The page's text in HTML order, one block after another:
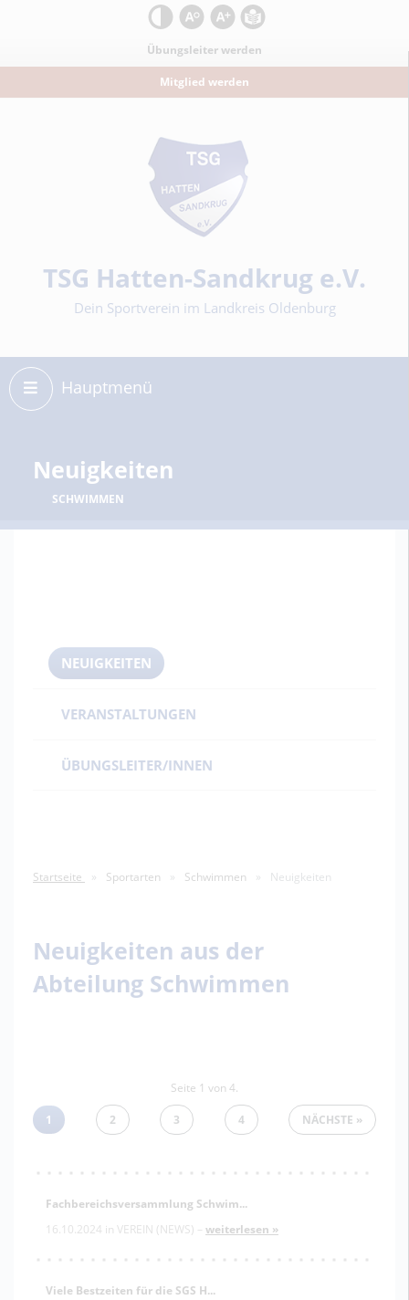
KontrastSchrift zurücksetzen
Schrift vergrößern
Übungsleiter werden
Mitglied werden
Sportverein
TSG Hatten-Sandkrug e.V.
Dein Sportverein im Landkreis Oldenburg
Hauptmenü
Neuigkeiten
SCHWIMMEN
NEUIGKEITEN
VERANSTALTUNGEN
ÜBUNGSLEITER/INNEN
Startseite Sportarten Schwimmen Neuigkeiten
Neuigkeiten aus der
Abteilung Schwimmen
Seite 1 von 4.
1 2 3 4 NÄCHSTE
Fachbereichsversammlung Schwim...
16.10.2024 in VEREIN (NEWS) – weiterlesen »
Viele Bestzeiten für die SGS H...